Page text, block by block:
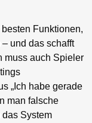
Funktionen,
und das schafft
muss auch Spieler
„Ich habe gerade
man falsche
System